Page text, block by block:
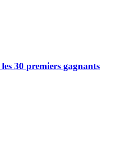
30 premiers gagnants